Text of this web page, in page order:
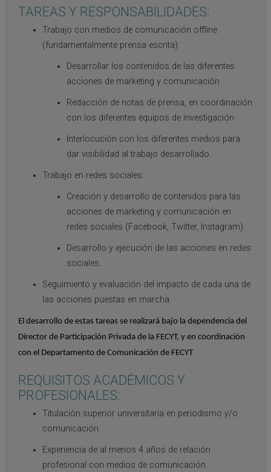
TAREAS Y RESPONSABILIDADES:
Trabajo con medios de comunicación offline
(fundamentalmente prensa escrita):
Desarrollar los contenidos de las diferentes
acciones de marketing y comunicación
Redacción de notas de prensa, en coordinación
con los diferentes equipos de investigación
Interlocución con los diferentes medios para
dar visibilidad al trabajo desarrollado.
Trabajo en redes sociales:
Creación y desarrollo de contenidos para las
acciones de marketing y comunicación en
redes sociales (Facebook, Twitter, Instagram).
Desarrollo y ejecución de las acciones en redes
sociales.
Seguimiento y evaluación del impacto de cada una de
las acciones puestas en marcha.
El desarrollo de estas tareas se realizará bajo la dependencia del
Director de Participación Privada de la FECYT, y en coordinación
con el Departamento de Comunicación de FECYT.
REQUISITOS ACADÉMICOS Y
PROFESIONALES:
Titulación superior universitaria en periodismo y/o
comunicación.
Experiencia de al menos 4 años de relación
profesional con medios de comunicación.